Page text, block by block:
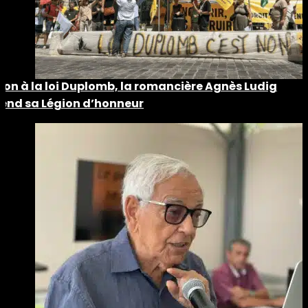
à la loi Duplomb, la romancière Agnès Ludig
sa Légion d’honneur